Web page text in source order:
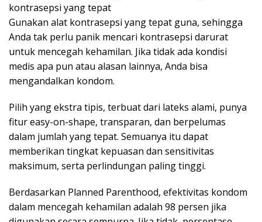
kontrasepsi yang tepat
Gunakan alat kontrasepsi yang tepat guna, sehingga
Anda tak perlu panik mencari kontrasepsi darurat
untuk mencegah kehamilan. Jika tidak ada kondisi
medis apa pun atau alasan lainnya, Anda bisa
mengandalkan kondom.
Pilih yang ekstra tipis, terbuat dari lateks alami, punya
fitur easy-on-shape, transparan, dan berpelumas
dalam jumlah yang tepat. Semuanya itu dapat
memberikan tingkat kepuasan dan sensitivitas
maksimum, serta perlindungan paling tinggi.
Berdasarkan Planned Parenthood, efektivitas kondom
dalam mencegah kehamilan adalah 98 persen jika